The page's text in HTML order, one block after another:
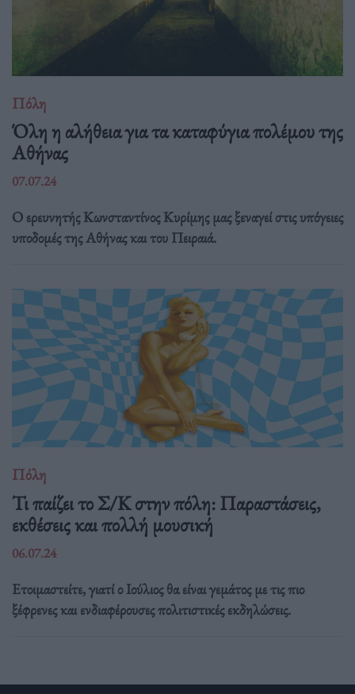
Πόλη
Όλη η αλήθεια για τα καταφύγια πολέμου της
Αθήνας
07.07.24
Ο ερευνητής Κωνσταντίνος Κυρίμης μας ξεναγεί στις υπόγειες
υποδομές της Αθήνας και του Πειραιά.
Πόλη
Τι παίζει το Σ/Κ στην πόλη: Παραστάσεις,
εκθέσεις και πολλή μουσική
06.07.24
Ετοιμαστείτε, γιατί ο Ιούλιος θα είναι γεμάτος με τις πιο
ξέφρενες και ενδιαφέρουσες πολιτιστικές εκδηλώσεις.